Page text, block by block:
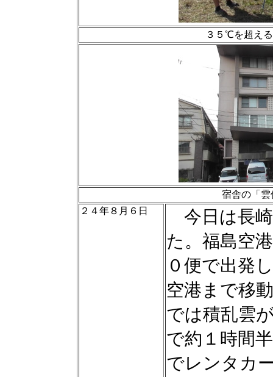
３５℃を超え
宿舎の「
２４年８月６日
今日は長
た。福島空
０便で出発
空港まで移
では積乱雲
で約１時間
でレンタカ